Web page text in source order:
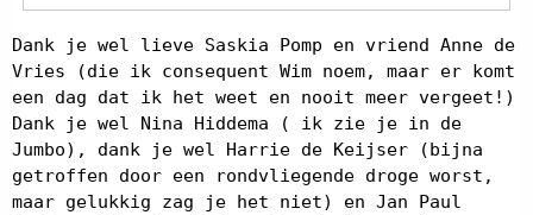
Dank je wel lieve Saskia Pomp en vriend Anne de
Vries (die ik consequent Wim noem, maar er komt
een dag dat ik het weet en nooit meer vergeet!)
Dank je wel Nina Hiddema ( ik zie je in de
Jumbo), dank je wel Harrie de Keijser (bijna
getroffen door een rondvliegende droge worst,
maar gelukkig zag je het niet) en Jan Paul